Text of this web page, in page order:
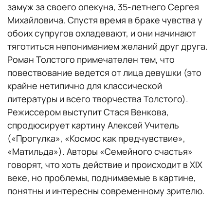
замуж за своего опекуна, 35-летнего Сергея
Михайловича. Спустя время в браке чувства у
обоих супругов охладевают, и они начинают
тяготиться непониманием желаний друг друга.
Роман Толстого примечателен тем, что
повествование ведется от лица девушки (это
крайне нетипично для классической
литературы и всего творчества Толстого).
Режиссером выступит Стася Венкова,
спродюсирует картину Алексей Учитель
(«Прогулка», «Космос как предчувствие»,
«Матильда»). Авторы «Семейного счастья»
говорят, что хоть действие и происходит в XIX
веке, но проблемы, поднимаемые в картине,
понятны и интересны современному зрителю.